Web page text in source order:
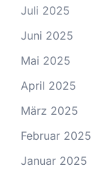
Juli 2025
Juni 2025
Mai 2025
April 2025
März 2025
Februar 2025
Januar 2025